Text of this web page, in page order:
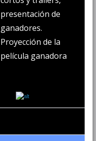
presentación de
ganadores.
Proyección de la
película ganadora